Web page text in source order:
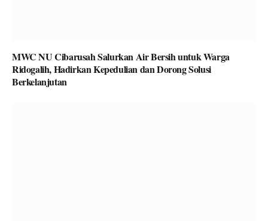
MWC NU Cibarusah Salurkan Air Bersih untuk Warga
Ridogalih, Hadirkan Kepedulian dan Dorong Solusi
Berkelanjutan